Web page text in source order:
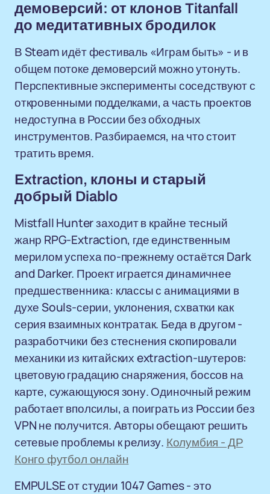
демоверсий: от клонов Titanfall
до медитативных бродилок
В Steam идёт фестиваль «Играм быть» - и в
общем потоке демоверсий можно утонуть.
Перспективные эксперименты соседствуют с
откровенными подделками, а часть проектов
недоступна в России без обходных
инструментов. Разбираемся, на что стоит
тратить время.
Extraction, клоны и старый
добрый Diablo
Mistfall Hunter заходит в крайне тесный
жанр RPG-Extraction, где единственным
мерилом успеха по-прежнему остаётся Dark
and Darker. Проект играется динамичнее
предшественника: классы с анимациями в
духе Souls-серии, уклонения, схватки как
серия взаимных контратак. Беда в другом -
разработчики без стеснения скопировали
механики из китайских extraction-шутеров:
цветовую градацию снаряжения, боссов на
карте, сужающуюся зону. Одиночный режим
работает вполсилы, а поиграть из России без
VPN не получится. Авторы обещают решить
сетевые проблемы к релизу. Колумбия - ДР
Конго футбол онлайн
EMPULSE от студии 1047 Games - это